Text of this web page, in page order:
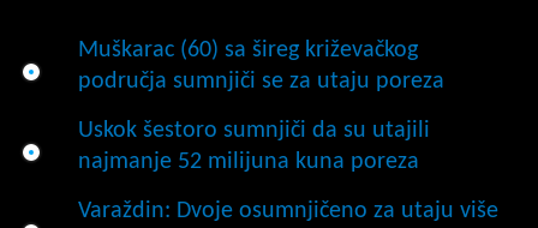
Muškarac (60) sa šireg križevačkog
područja sumnjiči se za utaju poreza
Uskok šestoro sumnjiči da su utajili
najmanje 52 milijuna kuna poreza
Varaždin: Dvoje osumnjičeno za utaju više